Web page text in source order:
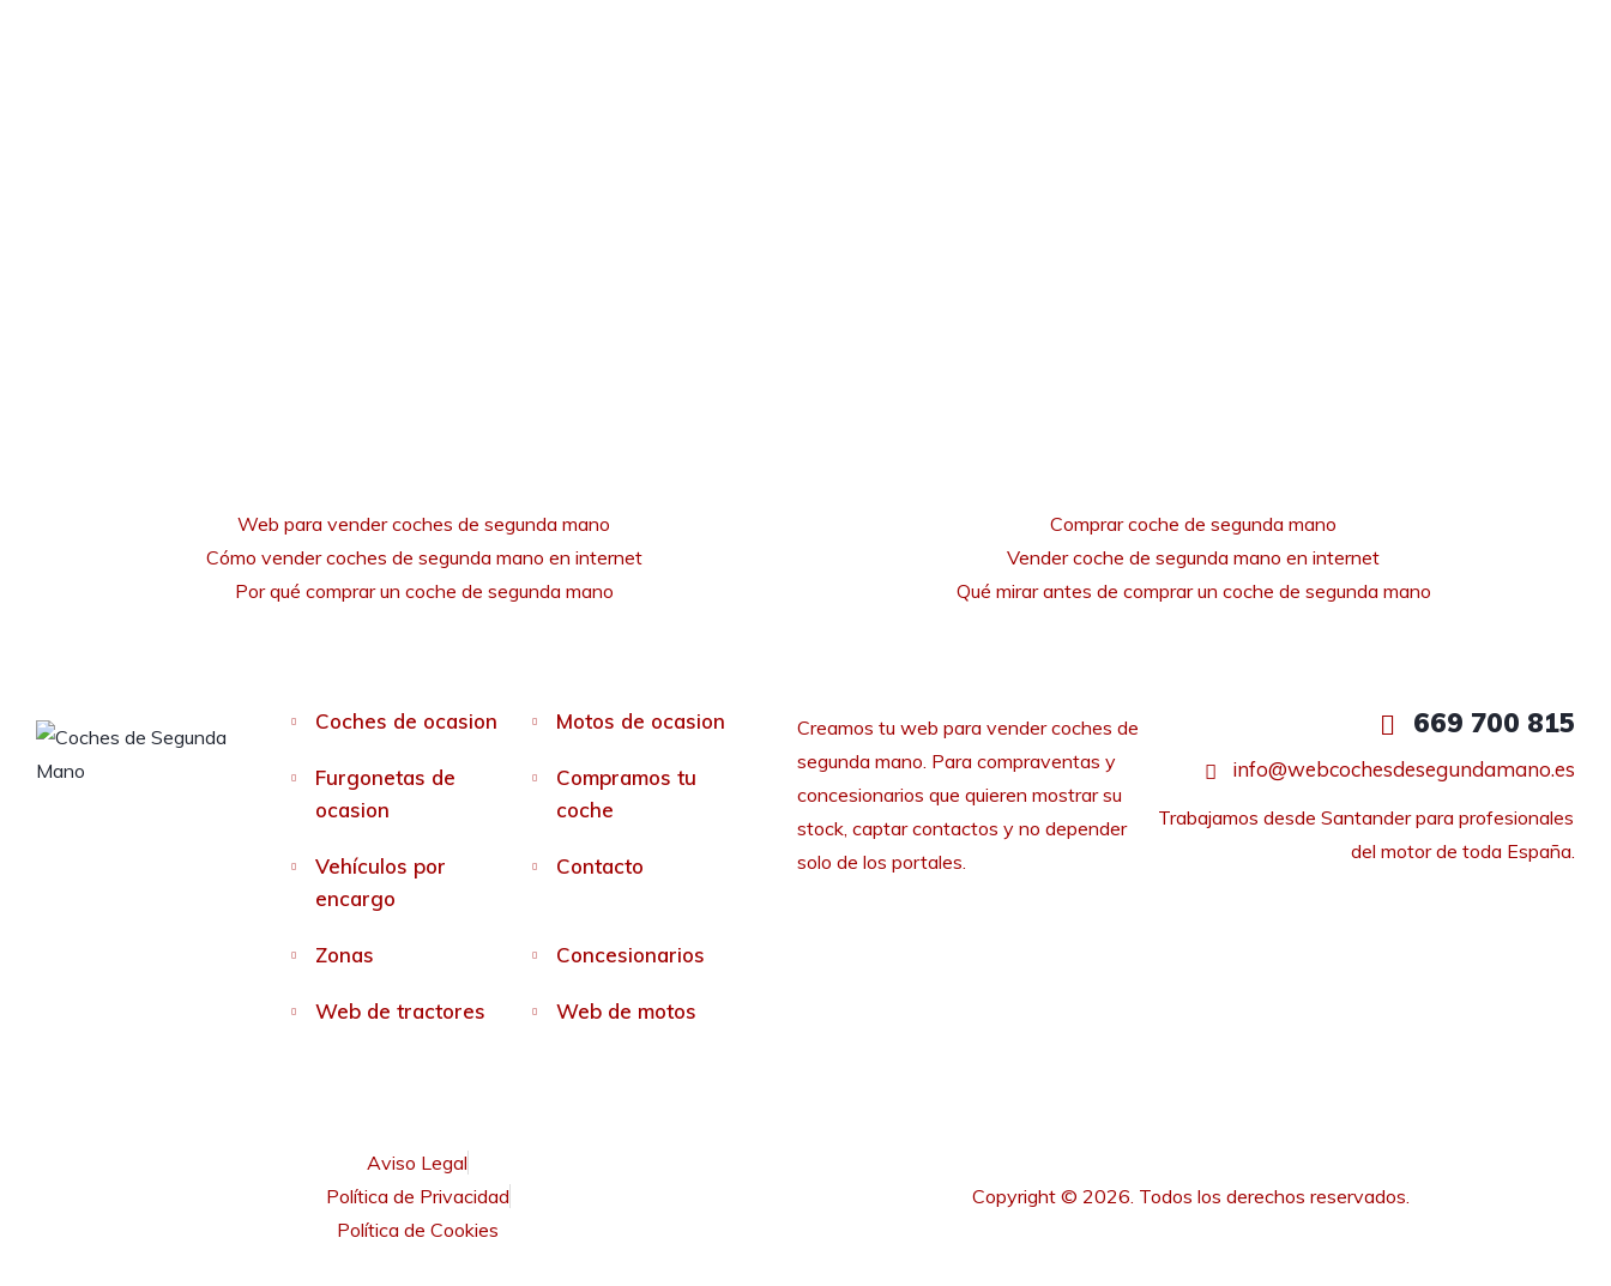
Web para vender coches de segunda mano
Cómo vender coches de segunda mano en internet
Por qué comprar un coche de segunda mano
Comprar coche de segunda mano
Vender coche de segunda mano en internet
Qué mirar antes de comprar un coche de segunda mano
Coches de ocasion Motos de ocasion
Furgonetas de
ocasion
Compramos tu
coche
Vehículos por
encargo
Contacto
Zonas Concesionarios
Web de tractores Web de motos
Creamos tu web para vender coches de
segunda mano. Para compraventas y
concesionarios que quieren mostrar su
stock, captar contactos y no depender
solo de los portales.
669 700 815
info@webcochesdesegundamano.es
Trabajamos desde Santander para profesionales
del motor de toda España.
Aviso Legal
Política de Privacidad
Política de Cookies
Copyright © 2026. Todos los derechos reservados.